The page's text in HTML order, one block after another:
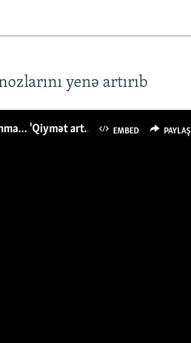
yenə artırıb
EMBED PAYLAŞ
Azərbaycanlı avropalıdan iki dəfə az ət yeyir, amma... 'Qiymət artımı qaçılmazdır'